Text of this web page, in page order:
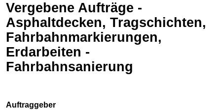
Vergebene Aufträge -
Asphaltdecken, Tragschichten,
Fahrbahnmarkierungen,
Erdarbeiten -
Fahrbahnsanierung
Auftraggeber